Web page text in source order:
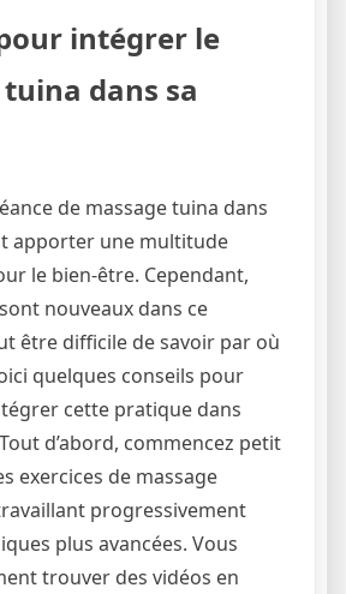
intégrer le
dans sa
de massage tuina dans
apporter une multitude
le bien-être. Cependant,
nouveaux dans ce
être difficile de savoir par où
quelques conseils pour
cette pratique dans
d’abord, commencez petit
exercices de massage
progressivement
plus avancées. Vous
trouver des vidéos en